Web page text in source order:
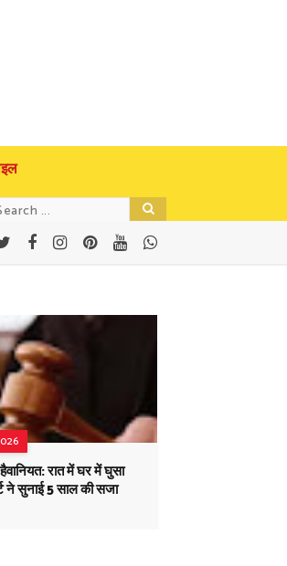
रात में घर में घुसा
ने सुनाई 5 साल की सजा